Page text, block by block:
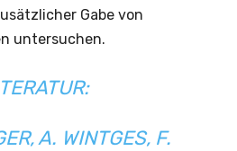
Gabe von
untersuchen.
A. WINTGES, F.